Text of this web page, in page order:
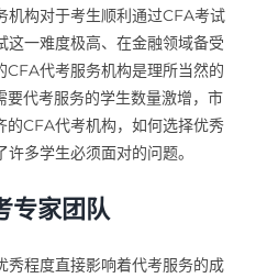
机构对于考生顺利通过CFA考试
这一难度极高、在金融领域备受
代考服务机构是理所当然的
代考服务的学生数量激增，市
的CFA代考机构，如何选择优秀
多学生必须面对的问题。
专家团队
秀程度直接影响着代考服务的成